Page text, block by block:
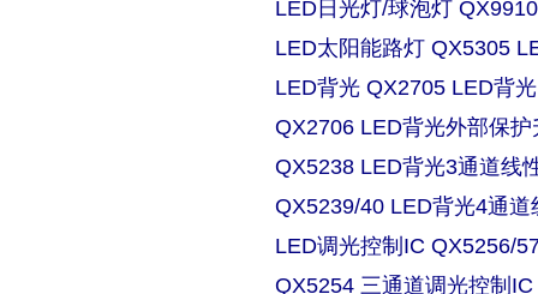
LED日光灯/球泡灯
LED太阳能路灯 QX5305
LED背光 QX2705 LED背
QX2706 LED背光外部保
QX5238 LED背光3通道线
QX5239/40 LED背光4通
LED调光控制IC QX5256/
QX5254 三通道调光控制